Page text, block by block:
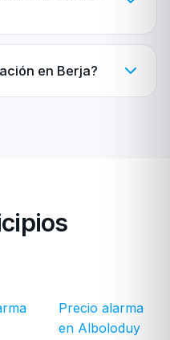
en Berja?
Precio alarma
en Alboloduy